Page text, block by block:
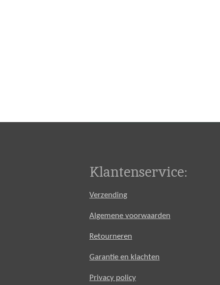
Klantenservice:
Verzending
Algemene voorwaarden
Retourneren
Garantie en klachten
Privacy policy